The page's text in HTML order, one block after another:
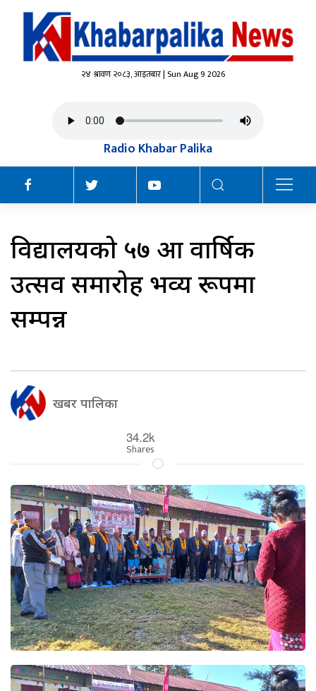
२४ श्रावण २०८३, आइतबार | Sun Aug 9 2026
Radio Khabar Palika
विद्यालयको ५७ औँ वार्षिक
उत्सव समारोह भव्य रूपमा
सम्पन्न
खबर पालिका
34.2k
Shares